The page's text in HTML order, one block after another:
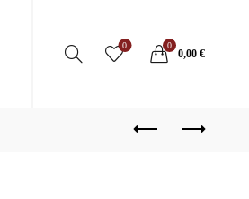
0 0
0,00 €